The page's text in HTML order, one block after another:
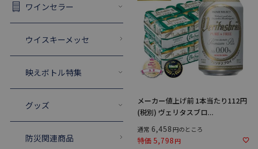
ワインセラー
ウイスキーメッセ
映えボトル特集
グッズ
防災関連商品
メーカー値上げ前 1本当たり112円
(税別) ヴェリタスブロ...
通常 6,458 のところ
特価 5,798